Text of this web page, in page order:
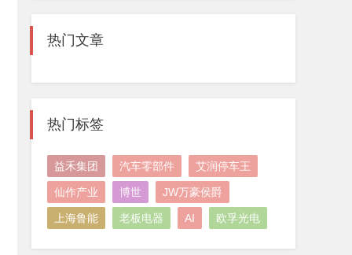
热门文章
热门标签
益禾集团 汽车零部件 艾润停车王
仙作产业 博世 JW万豪侯爵
上海鲁能 老板电器 AI 欧孚光电